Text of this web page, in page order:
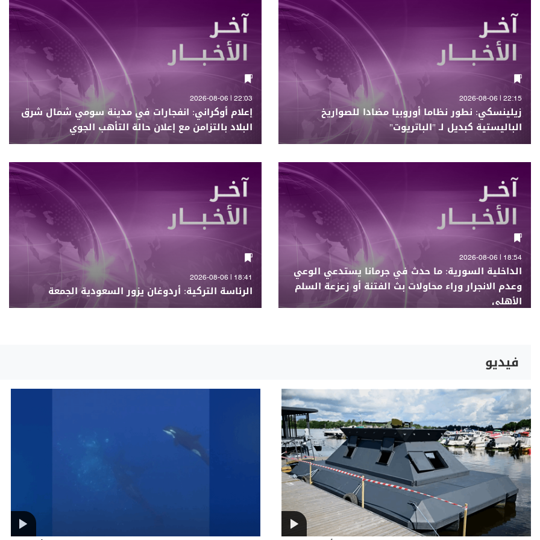
22:15 | 2026-08-06
زيلينسكي: نطور نظاما أوروبيا مضادا للصواريخ
الباليستية كبديل لـ "الباتريوت"
22:03 | 2026-08-06
إعلام أوكراني: انفجارات في مدينة سومي شمال شرق
البلاد بالتزامن مع إعلان حالة التأهب الجوي
18:54 | 2026-08-06
الداخلية السورية: ما حدث في جرمانا يستدعي الوعي
وعدم الانجرار وراء محاولات بث الفتنة أو زعزعة السلم
الأهلي
18:41 | 2026-08-06
الرئاسة التركية: أردوغان يزور السعودية الجمعة
فيديو